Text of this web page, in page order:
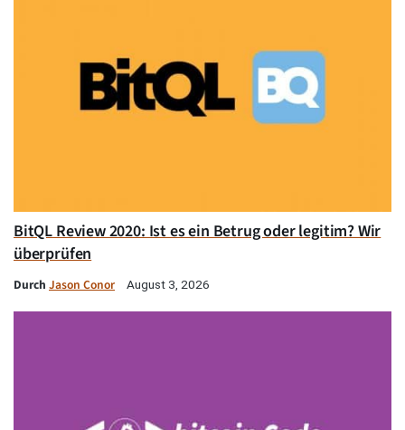
BitQL Review 2020: Ist es ein Betrug oder legitim? Wir
überprüfen
Durch Jason Conor August 3, 2026